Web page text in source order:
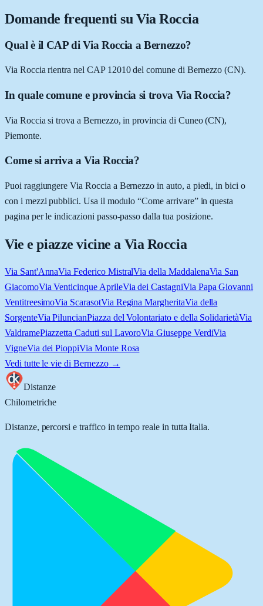
Domande frequenti su Via Roccia
Qual è il CAP di Via Roccia a Bernezzo?
Via Roccia rientra nel CAP 12010 del comune di Bernezzo (CN).
In quale comune e provincia si trova Via Roccia?
Via Roccia si trova a Bernezzo, in provincia di Cuneo (CN),
Piemonte.
Come si arriva a Via Roccia?
Puoi raggiungere Via Roccia a Bernezzo in auto, a piedi, in bici o
con i mezzi pubblici. Usa il modulo “Come arrivare” in questa
pagina per le indicazioni passo-passo dalla tua posizione.
Vie e piazze vicine a Via Roccia
Via Sant'AnnaVia Federico MistralVia della MaddalenaVia San
GiacomoVia Venticinque AprileVia dei CastagniVia Papa Giovanni
VentitreesimoVia ScarasotVia Regina MargheritaVia della
SorgenteVia PiluncianPiazza del Volontariato e della SolidarietàVia
ValdramePiazzetta Caduti sul LavoroVia Giuseppe VerdiVia
VigneVia dei PioppiVia Monte Rosa
Vedi tutte le vie di Bernezzo→
Distanze
Chilometriche
Distanze, percorsi e traffico in tempo reale in tutta Italia.